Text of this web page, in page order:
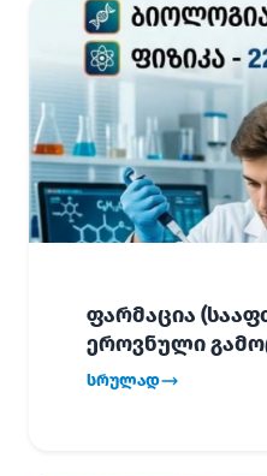
ფარმაცია
ეროვნული
სრულად